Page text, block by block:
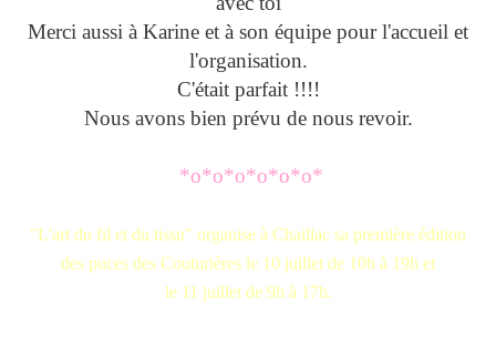
Merci aussi à Karine et à son équipe pour l'accueil et
l'organisation.
C'était parfait !!!!
Nous avons bien prévu de nous revoir.
*o*o*o*o*o*o*
"L'art du fil et du tissu" organise à Chaillac sa première édition
des puces des Couturières le 10 juillet de 10h à 19h et
le 11 juillet de 9h à 17h.